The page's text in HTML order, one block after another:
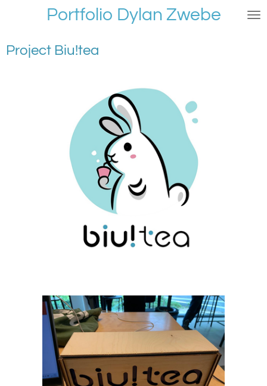
de
Portfolio Dylan Zwebe
Project Biu!tea